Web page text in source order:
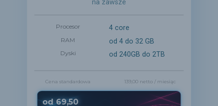
na zawsze
Procesor 4 core
RAM od 4 do 32 GB
Dyski od 240GB do 2TB
Cena standardowa 139,00 netto / miesiąc
od69,50